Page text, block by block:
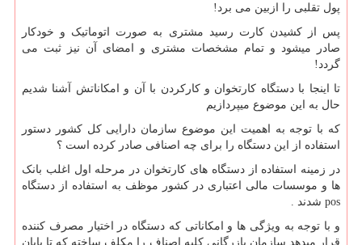
پول تقلبی را ازبین می برد!
پس از کشیدن کارت رسید مشتری به صورت اتوماتیک و خودکار
صادر میشود و تمام مشخصات مشتری و امضای آن نیز ثبت می
گردد!
تا اینجا با دستگاه کارتخوان و کارکردن با آن و امکاناتش آشنا شدیم
حال به این موضوع میپردازیم
که با توجه به اهمیت این موضوع سازمان دارایی کل کشور دستور
استفاده از این دستگاه را برای چه اصنافی صادر کرده است ؟
در زمینه استفاده از دستگاه های کارتخوان در مرحله اول اغلب بانک
ها و موسسات مالی اعتباری در کشور موظف به استفاده از دستگاه
pos شدند .
و با توجه به ویژگی ها و امکاناتی که دستگاه در اختیار مصرف کننده
قرار میدهد سازمان بازرگانی کلیه اصناف را مکلف ساخته که تا پایان